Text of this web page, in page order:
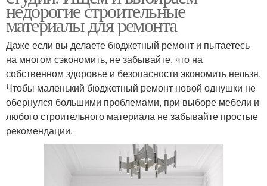
недорогие строительные
материалы для ремонта
Даже если вы делаете бюджетный ремонт и пытаетесь
на многом сэкономить, не забывайте, что на
собственном здоровье и безопасности экономить нельзя.
Чтобы маленький бюджетный ремонт новой однушки не
обернулся большими проблемами, при выборе мебели и
любого строительного материала не забывайте простые
рекомендации.